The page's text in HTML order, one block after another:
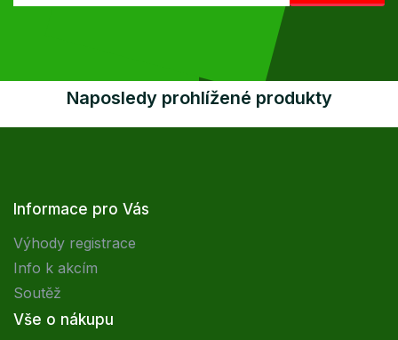
Naposledy prohlížené produkty
Informace pro Vás
Výhody registrace
Info k akcím
Soutěž
Vše o nákupu